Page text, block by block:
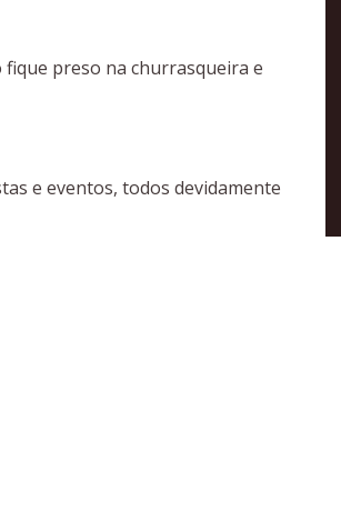
preso na churrasqueira e
e eventos, todos devidamente